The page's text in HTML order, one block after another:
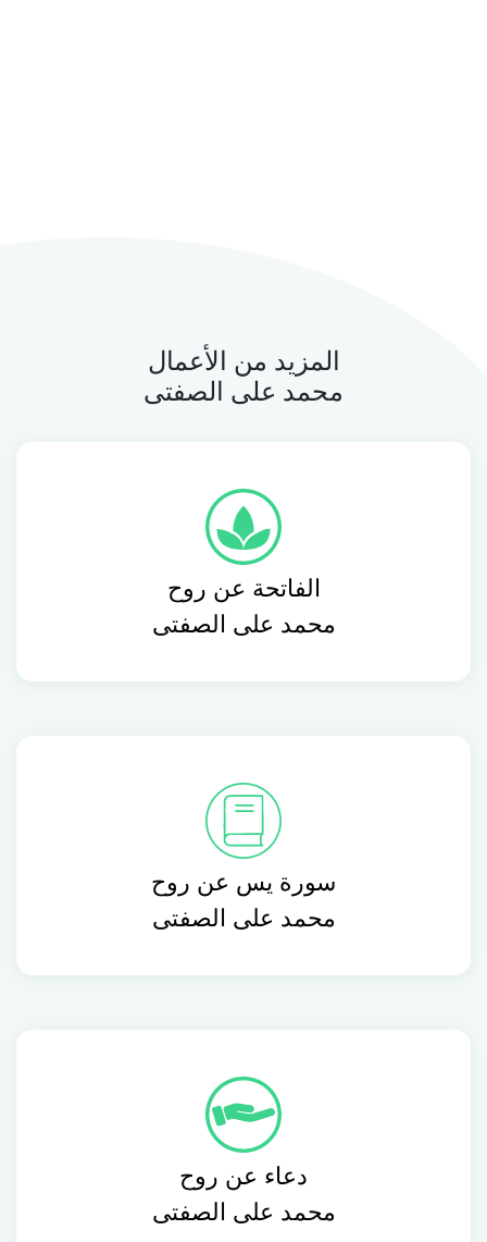
المزيد من الأعمال
محمد على الصفتى
الفاتحة عن روح
محمد على الصفتى
سورة يس عن روح
محمد على الصفتى
دعاء عن روح
محمد على الصفتى